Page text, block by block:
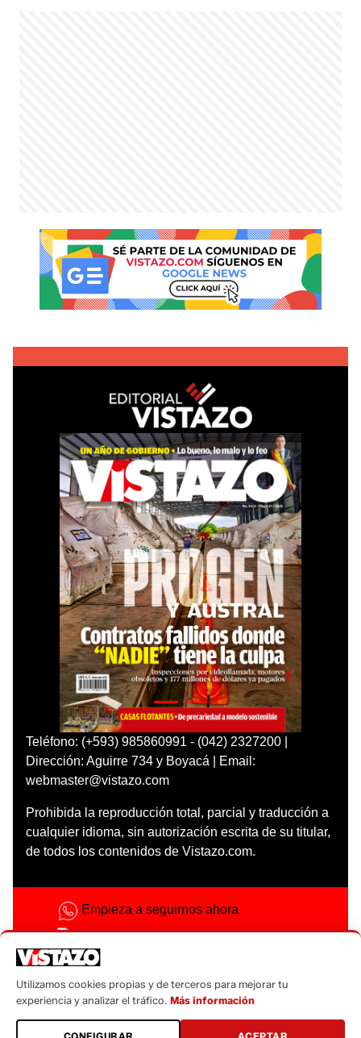
Teléfono: (+593) 985860991 - (042) 2327200 |
Dirección: Aguirre 734 y Boyacá | Email:
webmaster@vistazo.com
Prohibida la reproducción total, parcial y traducción a
cualquier idioma, sin autorización escrita de su titular,
de todos los contenidos de Vistazo.com.
Empieza a seguirnos ahora
Activar notificaciones
Código ética
Sugerencias a:
sugerencias@vistazo.com
Utilizamos cookies propias y de terceros para mejorar tu
experiencia y analizar el tráfico. Más información
CONFIGURAR ACEPTAR